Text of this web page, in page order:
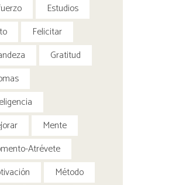
Estudios
Felicitar
Gratitud
Mente
Atrévete
Método